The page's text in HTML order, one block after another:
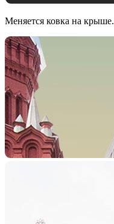
Меняется ковка на крыше.